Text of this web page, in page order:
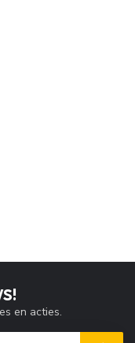
en acties.